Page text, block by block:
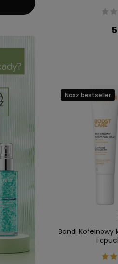
Nasz bestseller
Bandi Kofeinowy
i